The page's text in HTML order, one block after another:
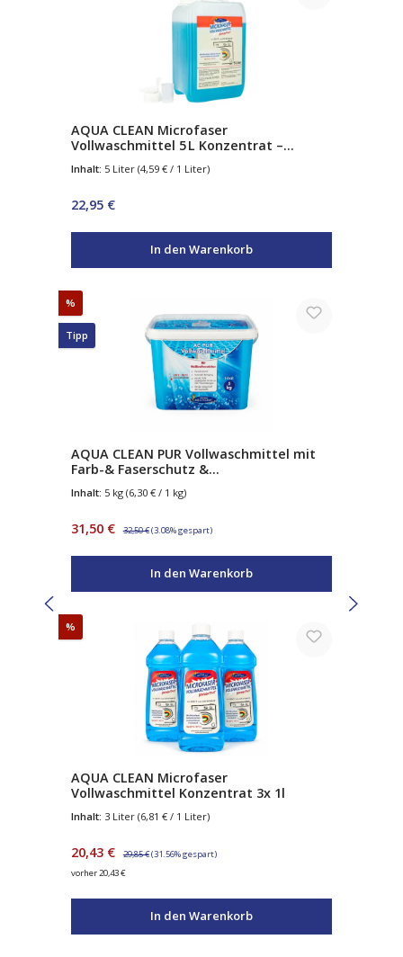
AQUA CLEAN Microfaser
Vollwaschmittel 5 L Konzentrat –
Inhalt: 5 Liter (4,59 € / 1 Liter)
Regulärer Preis:
22,95 €
In den Warenkorb
%
Tipp
AQUA CLEAN PUR Vollwaschmittel mit
Farb-& Faserschutz &
Inhalt: 5 kg (6,30 € / 1 kg)
Verkaufspreis:
31,50 € Regulärer Preis:
32,50 €(3.08% gespart)
In den Warenkorb
%
AQUA CLEAN Microfaser
Vollwaschmittel Konzentrat 3x 1l
Inhalt: 3 Liter (6,81 € / 1 Liter)
Verkaufspreis:
20,43 € Regulärer Preis:
29,85 €(31.56% gespart)
vorher 20,43 €
In den Warenkorb